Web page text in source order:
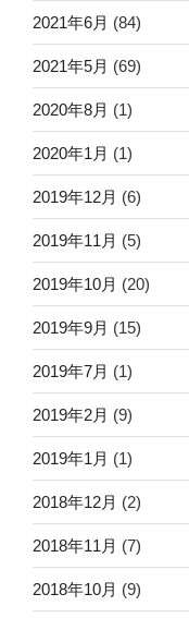
2021年6月 (84)
2021年5月 (69)
2020年8月 (1)
2020年1月 (1)
2019年12月 (6)
2019年11月 (5)
2019年10月 (20)
2019年9月 (15)
2019年7月 (1)
2019年2月 (9)
2019年1月 (1)
2018年12月 (2)
2018年11月 (7)
2018年10月 (9)